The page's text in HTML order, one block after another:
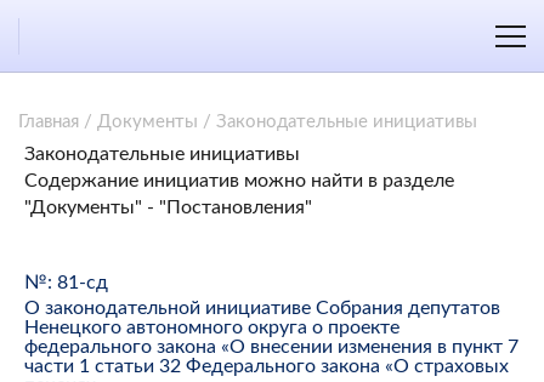
Главная / Документы / Законодательные инициативы
Законодательные инициативы
Содержание инициатив можно найти в разделе
"Документы" - "Постановления"
№: 81-сд
О законодательной инициативе Собрания депутатов
Ненецкого автономного округа о проекте
федерального закона «О внесении изменения в пункт 7
части 1 статьи 32 Федерального закона «О страховых